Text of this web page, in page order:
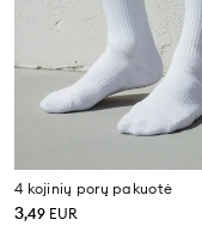
4 kojinių porų pakuotė
3,49 EUR